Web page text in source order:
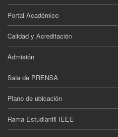
Portal Académico
Calidad y Acreditación
Admisión
Sala de PRENSA
Plano de ubicación
Rama Estudiantil IEEE